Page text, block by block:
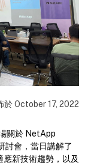
於October 17, 2022
關於 NetApp
會，當日講解了
新技術趨勢，以及